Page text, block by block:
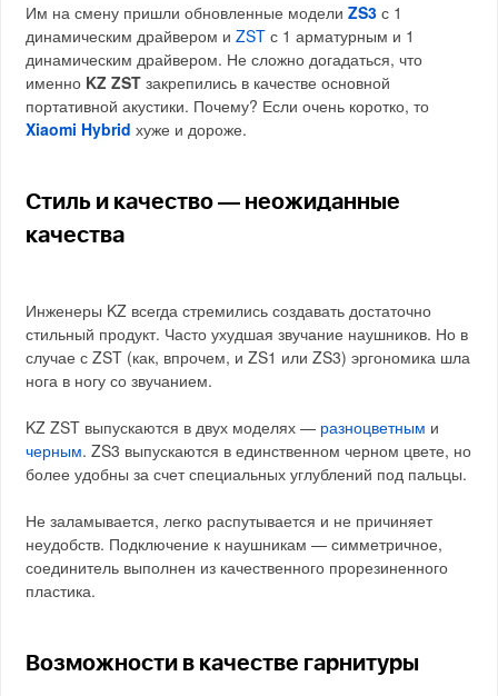
Им на смену пришли обновленные моделиZS3 с 1
динамическим драйвером иZST с 1 арматурным и 1
динамическим драйвером. Не сложно догадаться, что
именно KZ ZST закрепились в качестве основной
портативной акустики. Почему? Если очень коротко, то
Xiaomi Hybrid хуже и дороже.
Стиль и качество — неожиданные
качества
Инженеры KZ всегда стремились создавать достаточно
стильный продукт. Часто ухудшая звучание наушников. Но в
случае с ZST (как, впрочем, и ZS1 или ZS3) эргономика шла
нога в ногу со звучанием.
KZ ZST выпускаются в двух моделях — разноцветным и
черным. ZS3 выпускаются в единственном черном цвете, но
более удобны за счет специальных углублений под пальцы.
Не заламывается, легко распутывается и не причиняет
неудобств. Подключение к наушникам — симметричное,
соединитель выполнен из качественного прорезиненного
пластика.
Возможности в качестве гарнитуры